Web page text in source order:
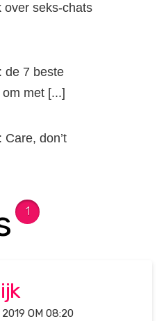
over seks-chats
de 7 beste
met [...]
Care, don’t
1
2019 OM 08:20